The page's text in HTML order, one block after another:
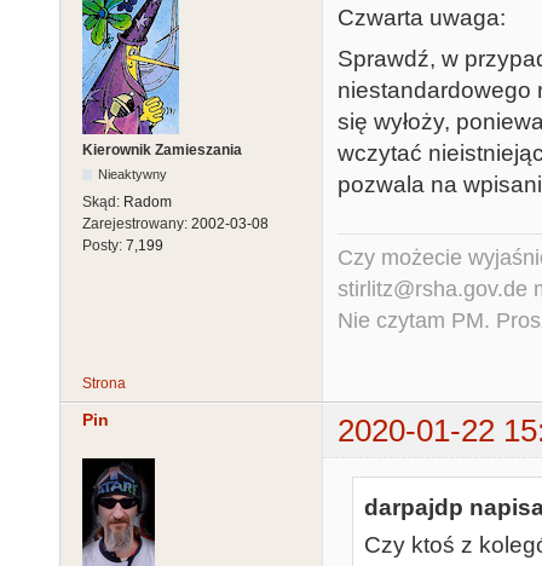
Kierownik Zamieszania
Nieaktywny
Skąd: Radom
Zarejestrowany: 2002-03-08
Posty: 7,199
Czwarta uwaga:
Sprawdź, w
niestandardowego
się wyłoży,
wczytać
pozwala na
Czy możecie
stirlitz@rsha.gov.de
Nie czytam PM.
Strona
Pin 2020-01-22
darpajdp
Czy ktoś z